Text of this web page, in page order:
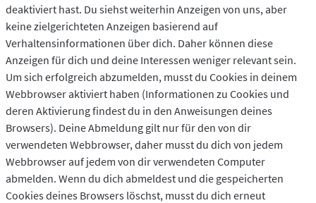
deaktiviert hast. Du siehst weiterhin Anzeigen von uns, aber
keine zielgerichteten Anzeigen basierend auf
Verhaltensinformationen über dich. Daher können diese
Anzeigen für dich und deine Interessen weniger relevant sein.
Um sich erfolgreich abzumelden, musst du Cookies in deinem
Webbrowser aktiviert haben (Informationen zu Cookies und
deren Aktivierung findest du in den Anweisungen deines
Browsers). Deine Abmeldung gilt nur für den von dir
verwendeten Webbrowser, daher musst du dich von jedem
Webbrowser auf jedem von dir verwendeten Computer
abmelden. Wenn du dich abmeldest und die gespeicherten
Cookies deines Browsers löschst, musst du dich erneut